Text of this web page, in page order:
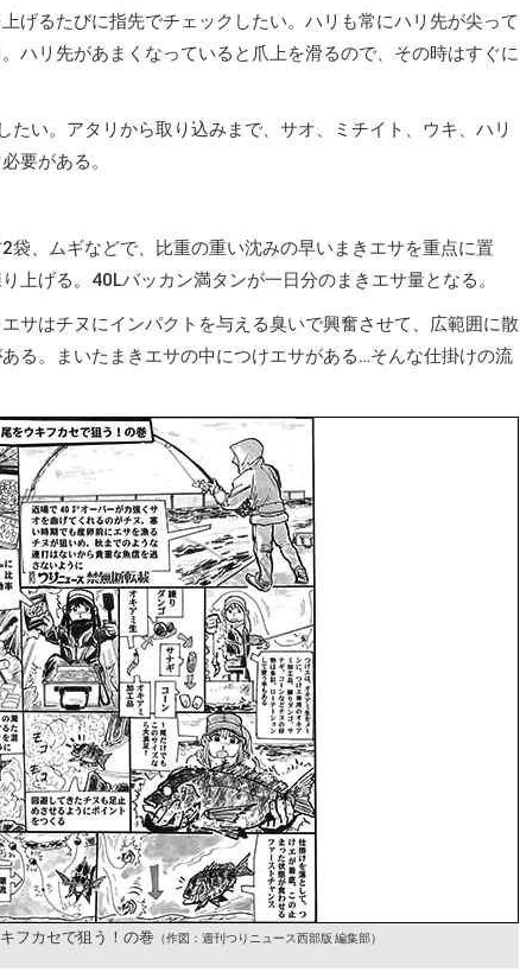
げるたびに指先でチェックしたい。ハリも常にハリ先が尖って
ハリ先があまくなっていると爪上を滑るので、その時はすぐに
い。アタリから取り込みまで、サオ、ミチイト、ウキ、ハリ
要がある。
袋、ムギなどで、比重の重い沈みの早いまきエサを重点に置
上げる。40Lバッカン満タンが一日分のまきエサ量となる。
サはチヌにインパクトを与える臭いで興奮させて、広範囲に散
る。まいたまきエサの中につけエサがある…そんな仕掛けの流
フカセで狙う！の巻 （作図：週刊つりニュース西部版 編集部）